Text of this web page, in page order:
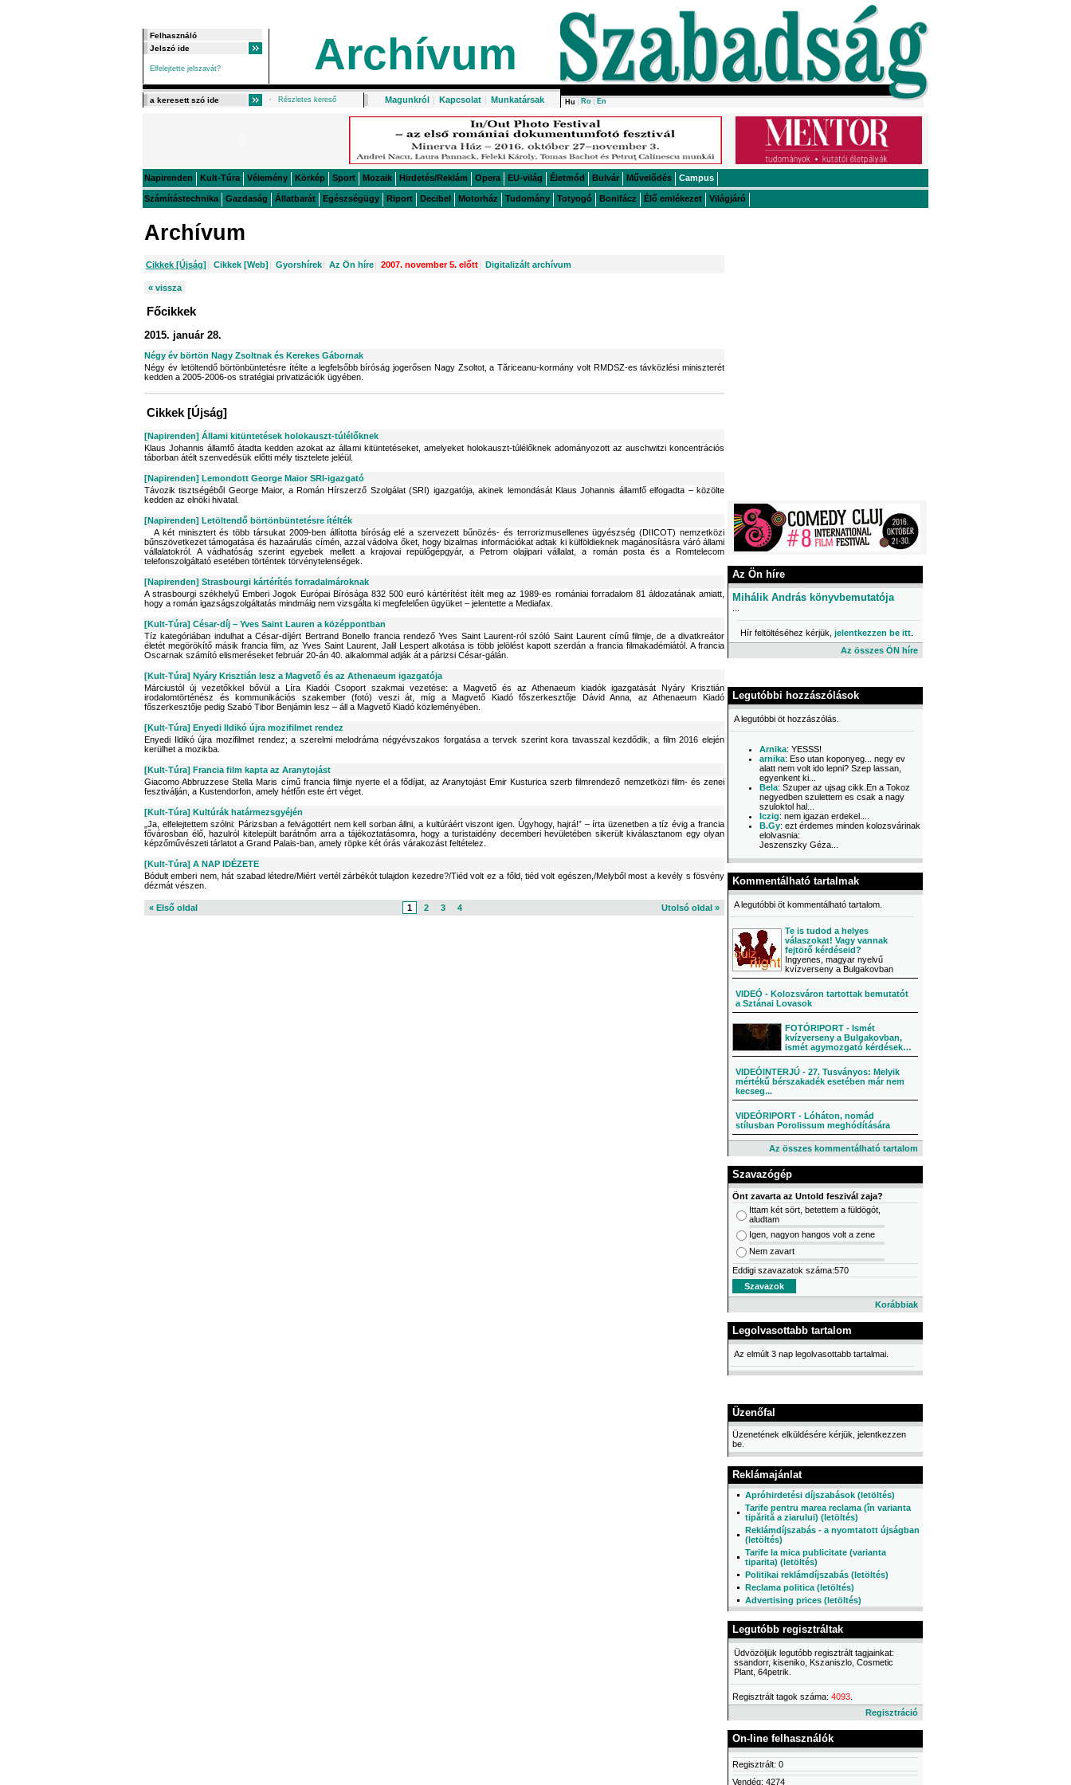
Elfelejtette jelszavát? Archívum
Részletes kereső Magunkról | Kapcsolat | Munkatársak Hu Ro En
Napirenden Kult-Túra Vélemény Körkép Sport Mozaik Hirdetés/Reklám Opera EU-világ Életmód Bulvár Művelődés Campus
Számítástechnika Gazdaság Állatbarát Egészségügy Riport Decibel Motorház Tudomány Totyogó Bonifácz Élő emlékezet Világjáró
Archívum
Cikkek [Újság] | Cikkek [Web] | Gyorshírek| Az Ön híre| 2007. november 5. előtt| Digitalizált archívum
« vissza
Főcikkek
2015. január 28.
Négy év börtön Nagy Zsoltnak és Kerekes Gábornak
Négy év letöltendő börtönbüntetésre ítélte a legfelsőbb bíróság jogerősen Nagy Zsoltot, a Tăriceanu-kormány volt RMDSZ-es távközlési miniszterét
kedden a 2005-2006-os stratégiai privatizációk ügyében.
Cikkek [Újság]
[Napirenden] Állami kitüntetések holokauszt-túlélőknek
Klaus Johannis államfő átadta kedden azokat az állami kitüntetéseket, amelyeket holokauszt-túlélőknek adományozott az auschwitzi koncentrációs
táborban átélt szenvedésük előtti mély tisztelete jeléül.
[Napirenden] Lemondott George Maior SRI-igazgató
Távozik tisztségéből George Maior, a Román Hírszerző Szolgálat (SRI) igazgatója, akinek lemondását Klaus Johannis államfő elfogadta – közölte
kedden az elnöki hivatal.
[Napirenden] Letöltendő börtönbüntetésre ítélték
A két minisztert és több társukat 2009-ben állította bíróság elé a szervezett bűnözés- és terrorizmusellenes ügyészség (DIICOT) nemzetközi
bűnszövetkezet támogatása és hazaárulás címén, azzal vádolva őket, hogy bizalmas információkat adtak ki külföldieknek magánosításra váró állami
vállalatokról. A vádhatóság szerint egyebek mellett a krajovai repülőgépgyár, a Petrom olajipari vállalat, a román posta és a Romtelecom
telefonszolgáltató esetében történtek törvénytelenségek.
[Napirenden] Strasbourgi kártérítés forradalmároknak
A strasbourgi székhelyű Emberi Jogok Európai Bírósága 832 500 euró kártérítést ítélt meg az 1989-es romániai forradalom 81 áldozatának amiatt,
hogy a román igazságszolgáltatás mindmáig nem vizsgálta ki megfelelően ügyüket – jelentette a Mediafax.
[Kult-Túra] César-díj – Yves Saint Lauren a középpontban
Tíz kategóriában indulhat a César-díjért Bertrand Bonello francia rendező Yves Saint Laurent-ról szóló Saint Laurent című filmje, de a divatkreátor
életét megörökítő másik francia film, az Yves Saint Laurent, Jalil Lespert alkotása is több jelölést kapott szerdán a francia filmakadémiától. A francia
Oscarnak számító elismeréseket február 20-án 40. alkalommal adják át a párizsi César-gálán.
[Kult-Túra] Nyáry Krisztián lesz a Magvető és az Athenaeum igazgatója
Márciustól új vezetőkkel bővül a Líra Kiadói Csoport szakmai vezetése: a Magvető és az Athenaeum kiadók igazgatását Nyáry Krisztián
irodalomtörténész és kommunikációs szakember (fotó) veszi át, míg a Magvető Kiadó főszerkesztője Dávid Anna, az Athenaeum Kiadó
főszerkesztője pedig Szabó Tibor Benjámin lesz – áll a Magvető Kiadó közleményében.
[Kult-Túra] Enyedi Ildikó újra mozifilmet rendez
Enyedi Ildikó újra mozifilmet rendez; a szerelmi melodráma négyévszakos forgatása a tervek szerint kora tavasszal kezdődik, a film 2016 elején
kerülhet a mozikba.
[Kult-Túra] Francia film kapta az Aranytojást
Giacomo Abbruzzese Stella Maris című francia filmje nyerte el a fődíjat, az Aranytojást Emir Kusturica szerb filmrendező nemzetközi film- és zenei
fesztiválján, a Kustendorfon, amely hétfőn este ért véget.
[Kult-Túra] Kultúrák határmezsgyéjén
„Ja, elfelejtettem szólni: Párizsban a felvágottért nem kell sorban állni, a kultúráért viszont igen. Úgyhogy, hajrá!” – írta üzenetben a tíz évig a francia
fővárosban élő, hazulról kitelepült barátnőm arra a tájékoztatásomra, hogy a turistaidény decemberi hevületében sikerült kiválasztanom egy olyan
képzőművészeti tárlatot a Grand Palais-ban, amely röpke két órás várakozást feltételez.
[Kult-Túra] A NAP IDÉZETE
Bódult emberi nem, hát szabad létedre/Miért vertél zárbékót tulajdon kezedre?/Tiéd volt ez a főld, tiéd volt egészen,/Melyből most a kevély s fösvény
dézmát vészen.
« Első oldal 1 2 3 4 Utolsó oldal »
Az Ön híre
Mihálik András könyvbemutatója
Hír feltöltéséhez kérjük, jelentkezzen be itt
Az összes ÖN híre
Legutóbbi hozzászólások
A legutóbbi öt hozzászólás.
Arnika: YESSS!
arnika: Eso utan koponyeg... negy ev
alatt nem volt ido lepni? Szep lassan,
egyenkent ki...
Bela: Szuper az ujsag cikk.En a Tokoz
negyedben szulettem es csak a nagy
szuloktol hal...
Iczig: nem igazan erdekel....
B.Gy: ezt érdemes minden kolozsvárinak
elolvasnia:
Jeszenszky Géza...
Kommentálható tartalmak
A legutóbbi öt kommentálható tartalom.
Te is tudod a helyes
válaszokat! Vagy vannak
fejtörő kérdéseid?
Ingyenes, magyar nyelvű
kvízverseny a Bulgakovban
VIDEÓ - Kolozsváron tartottak bemutatót
a Sztánai Lovasok
FOTÓRIPORT - Ismét
kvízverseny a Bulgakovban,
ismét agymozgató kérdések…
VIDEÓINTERJÚ - 27. Tusványos: Melyik
mértékű bérszakadék esetében már nem
kecseg...
VIDEÓRIPORT - Lóháton, nomád
stílusban Porolissum meghódítására
Az összes kommentálható tartalom
Szavazógép
Önt zavarta az Untold feszivál zaja?
Ittam két sört, betettem a füldögót,
aludtam
Igen, nagyon hangos volt a zene
Nem zavart
Eddigi szavazatok száma:570
Korábbiak
Legolvasottabb tartalom
Az elmúlt 3 nap legolvasottabb tartalmai.
Üzenőfal
Üzenetének elküldésére kérjük, jelentkezzen
be.
Reklámajánlat
Apróhirdetési díjszabások (letöltés)
Tarife pentru marea reclama (în varianta
tipărită a ziarului) (letöltés)
Reklámdíjszabás - a nyomtatott újságban
(letöltés)
Tarife la mica publicitate (varianta
tiparita) (letöltés)
Politikai reklámdíjszabás (letöltés)
Reclama politica (letöltés)
Advertising prices (letöltés)
Legutóbb regisztráltak
Üdvözöljük legutóbb regisztrált tagjainkat:
ssandorr, kiseniko, Kszaniszlo, Cosmetic
Plant, 64petrik.
Regisztrált tagok száma: 4093
Regisztráció
On-line felhasználók
Regisztrált: 0
Vendég: 4274